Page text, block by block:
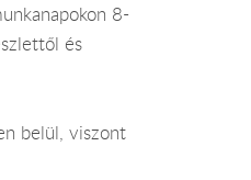
8-
és
belül, viszont